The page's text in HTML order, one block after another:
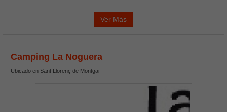
Ver Más
Camping La Noguera
Ubicado en Sant Llorenç de Montgai